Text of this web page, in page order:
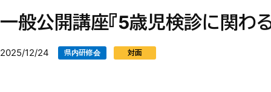
一般公開講座『5歳児検診に関わ
2025/12/24 県内研修会 対面